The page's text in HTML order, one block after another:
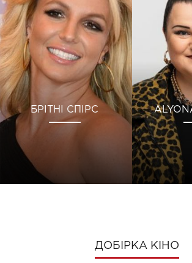
БРІТНІ СПІРС
ДОБІРКА КІНО